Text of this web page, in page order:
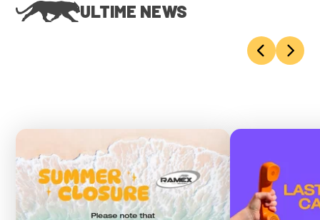
ULTIME NEWS